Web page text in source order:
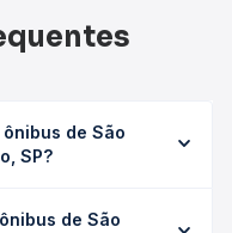
de São
SP?
podendo variar
de São